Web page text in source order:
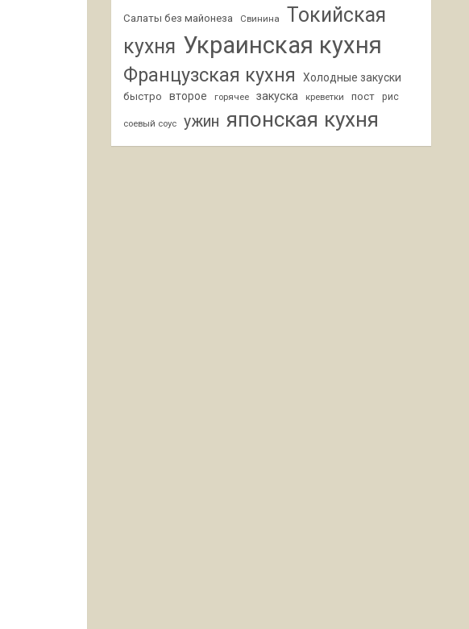
Салаты без майонеза Свинина
Токийская
кухня Украинская кухня
Французская кухня Холодные закуски
быстро второе горячее закуска креветки пост рис
соевый соус ужин японская кухня